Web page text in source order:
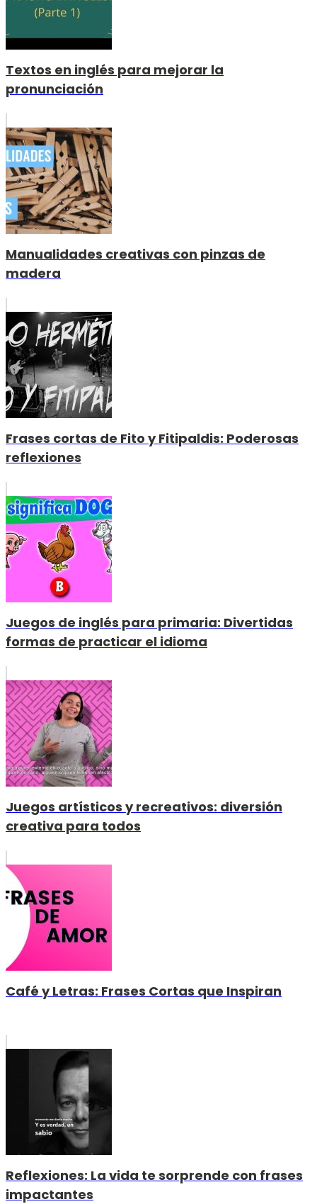
Textos en inglés para mejorar la
pronunciación
Manualidades creativas con pinzas de
madera
Frases cortas de Fito y Fitipaldis: Poderosas
reflexiones
Juegos de inglés para primaria: Divertidas
formas de practicar el idioma
Juegos artísticos y recreativos: diversión
creativa para todos
Café y Letras: Frases Cortas que Inspiran
Reflexiones: La vida te sorprende con frases
impactantes